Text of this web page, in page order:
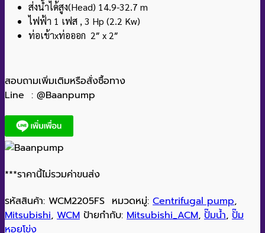
ส่งน้ำได้สูง(Head) 14.9-32.7 m
ไฟฟ้า 1 เฟส , 3 Hp (2.2 Kw)
ท่อเข้าxท่อออก 2″ x 2″
สอบถามเพิ่มเติมหรือสั่งซื้อทาง
Line : @Baanpump
***ราคานี้ไม่รวมค่าขนส่ง
รหัสสินค้า: WCM2205FS หมวดหมู่: Centrifugal pump,
Mitsubishi, WCM ป้ายกำกับ: Mitsubishi_ACM, ปั๊มน้ำ, ปั๊ม
หอยโข่ง